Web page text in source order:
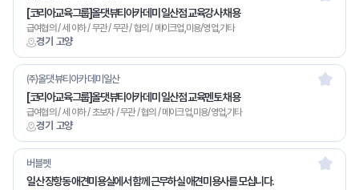
경기 고양
[코리아교육그룹]올댓뷰티아카데미 일산점 교육강사 채용
급여협의 / 세 이하 / 무관 / 무관 / 협의 / 메이크업,미용/영업,기타
경기 고양
㈜올댓뷰티아카데미일산
[코리아교육그룹]올댓뷰티아카데미 일산점 교육멘토 채용
급여협의 / 세 이하 / 초보자 / 무관 / 협의 / 메이크업,미용/영업,기타
버블펫
일산 장항동 애견미용실에서 함께 근무하실 애견미용사를 모십니다.